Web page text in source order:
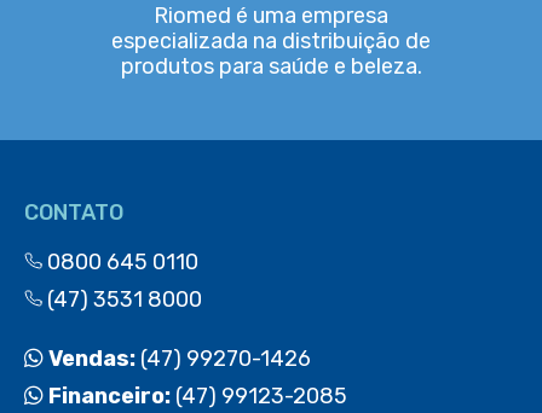
Riomed é uma empresa
especializada na distribuição de
produtos para saúde e beleza.
CONTATO
0800 645 0110
(47) 3531 8000
Vendas: (47) 99270-1426
Financeiro: (47) 99123-2085